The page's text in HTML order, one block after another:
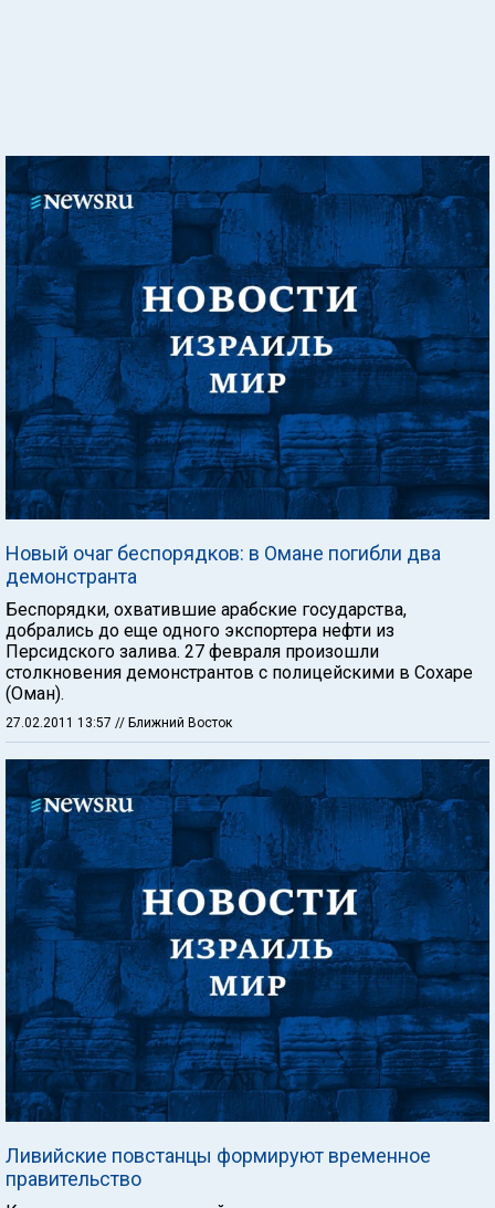
Новый очаг беспорядков: в Омане погибли два
демонстранта
Беспорядки, охватившие арабские государства,
добрались до еще одного экспортера нефти из
Персидского залива. 27 февраля произошли
столкновения демонстрантов с полицейскими в Сохаре
(Оман).
27.02.2011 13:57 // Ближний Восток
Ливийские повстанцы формируют временное
правительство